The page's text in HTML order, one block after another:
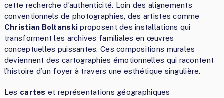
cette recherche d’authenticité. Loin des alignements
conventionnels de photographies, des artistes comme
Christian Boltanski proposent des installations qui
transforment les archives familiales en œuvres
conceptuelles puissantes. Ces compositions murales
deviennent des cartographies émotionnelles qui racontent
l’histoire d’un foyer à travers une esthétique singulière.
Les cartes et représentations géographiques